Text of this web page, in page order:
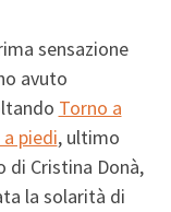
sensazione
avuto
Torno a
a piedi, ultimo
di Cristina Donà,
la solarità di